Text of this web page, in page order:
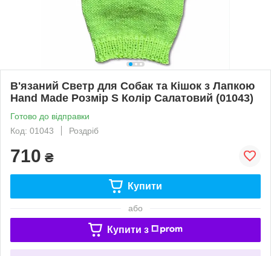
В'язаний Светр для Собак та Кішок з Лапкою
Hand Made Розмір S Колір Салатовий (01043)
Готово до відправки
Код: 01043
Роздріб
710 ₴
Купити
або
Купити з